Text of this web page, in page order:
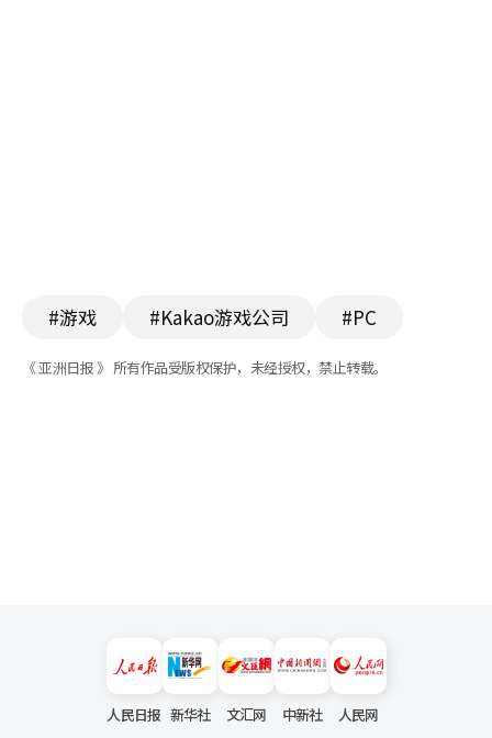
#游戏 #Kakao游戏公司 #PC
《 亚洲日报 》 所有作品受版权保护，未经授权，禁止转载。
人民日报 新华社 文汇网 中新社 人民网